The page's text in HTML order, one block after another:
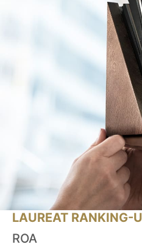
LAUREAT RANKING-
ROA